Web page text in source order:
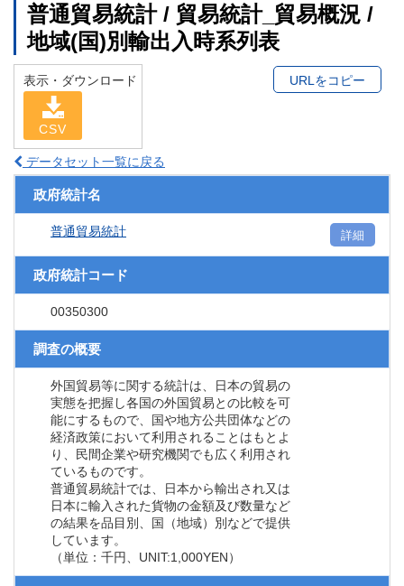
普通貿易統計 / 貿易統計_貿易概況 /
地域(国)別輸出入時系列表
表示・ダウンロード
CSV
URLをコピー
データセット一覧に戻る
政府統計名
普通貿易統計 詳細
政府統計コード
00350300
調査の概要
外国貿易等に関する統計は、日本の貿易の
実態を把握し各国の外国貿易との比較を可
能にするもので、国や地方公共団体などの
経済政策において利用されることはもとよ
り、民間企業や研究機関でも広く利用され
ているものです。
普通貿易統計では、日本から輸出され又は
日本に輸入された貨物の金額及び数量など
の結果を品目別、国（地域）別などで提供
しています。
（単位：千円、UNIT:1,000YEN）